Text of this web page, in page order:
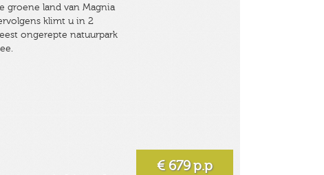
groene land van Magnia
klimt u in 2
ongerepte natuurpark
€ 679p.p